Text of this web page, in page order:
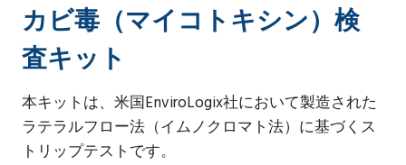
カビ毒（マイコトキシン）検
査キット
本キットは、米国EnviroLogix社において製造された
ラテラルフロー法（イムノクロマト法）に基づくス
トリップテストです。